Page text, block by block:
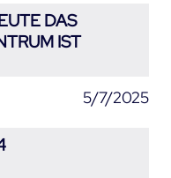
DAS
IST
5/7/2025